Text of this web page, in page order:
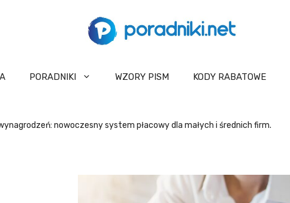
PORADNIKI WZORY PISM KODY RABATOWE
nowoczesny system płacowy dla małych i średnich firm.